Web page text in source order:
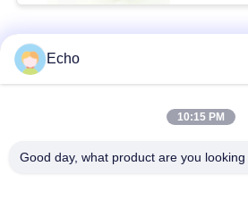
직사각형 구리 와이어
2.0mm x 0.1mm 에너지 차량용 에나멜
슈퍼 1.8mmx0.2mm UL AIW 모터용 에나
주문 고품질 평면 에나멜 된 구리 와이어
Echo
10:15 PM
Good day, what product are you